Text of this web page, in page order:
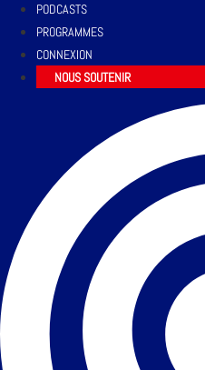
PODCASTS
PROGRAMMES
CONNEXION
NOUS SOUTENIR